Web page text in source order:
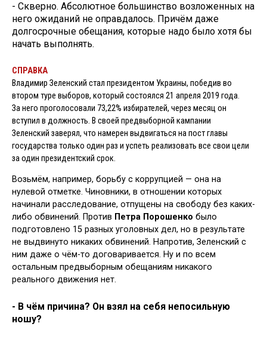
- Скверно. Абсолютное большинство возложенных на
него ожиданий не оправдалось. Причём даже
долгосрочные обещания, которые надо было хотя бы
начать выполнять.
СПРАВКА
Владимир Зеленский стал президентом Украины, победив во
втором туре выборов, который состоялся 21 апреля 2019 года.
За него проголосовали 73,22% избирателей, через месяц он
вступил в должность. В своей предвыборной кампании
Зеленский заверял, что намерен выдвигаться на пост главы
государства только один раз и успеть реализовать все свои цели
за один президентский срок.
Возьмём, например, борьбу с коррупцией — она на
нулевой отметке. Чиновники, в отношении которых
начинали расследование, отпущены на свободу без каких-
либо обвинений. Против Петра Порошенко было
подготовлено 15 разных уголовных дел, но в результате
не выдвинуто никаких обвинений. Напротив, Зеленский с
ним даже о чём-то договаривается. Ну и по всем
остальным предвыборным обещаниям никакого
реального движения нет.
- В чём причина? Он взял на себя непосильную
ношу?